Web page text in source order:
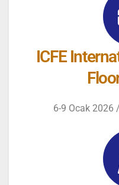
ICFE
6-9 Ocak 2026